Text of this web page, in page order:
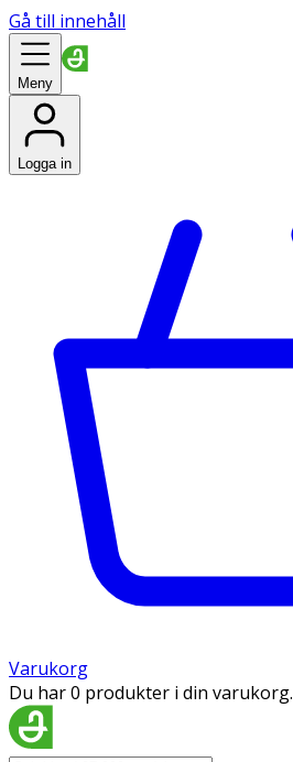
Gå till innehåll
Meny
Logga in
Varukorg
Du har 0 produkter i din varukorg.